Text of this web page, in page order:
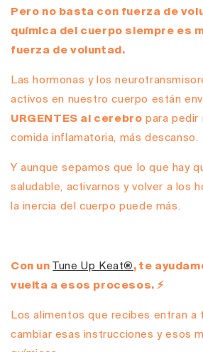
Pero no basta con fuerza de
química del cuerpo siempre es
fuerza de voluntad.
Las hormonas y los
activos en nuestro cuerpo están
URGENTES al cerebro para pedir
comida inflamatoria, más descanso.
Y aunque sepamos que lo que hay
saludable, activarnos y volver a los
la inercia del cuerpo puede más.
Con unTune Up Keat® , te
vuelta a esos procesos. ⚡
Los alimentos que recibes entran a
cambiar esas instrucciones y esos